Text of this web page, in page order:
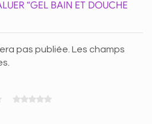
“GEL BAIN ET DOUCHE
pas publiée. Les champs